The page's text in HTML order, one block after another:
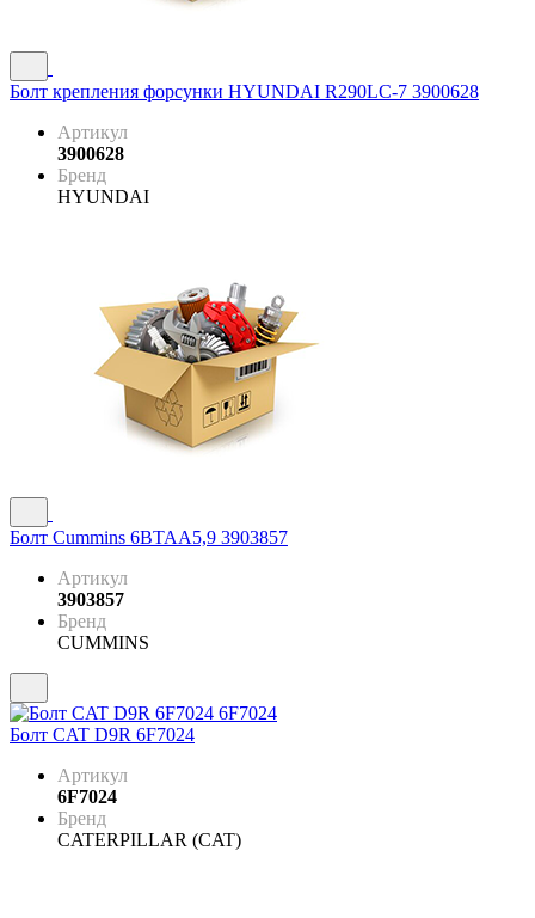
Болт крепления форсунки HYUNDAI R290LC-7 3900628
Артикул
3900628
Бренд
HYUNDAI
Болт Cummins 6BTAA5,9 3903857
Артикул
3903857
Бренд
CUMMINS
Болт CAT D9R 6F7024
Артикул
6F7024
Бренд
CATERPILLAR (CAT)